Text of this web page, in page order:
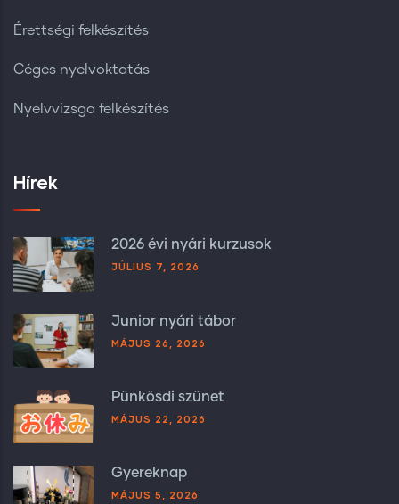
Érettségi felkészítés
Céges nyelvoktatás
Nyelvvizsga felkészítés
Hírek
2026 évi nyári kurzusok
JÚLIUS 7, 2026
Junior nyári tábor
MÁJUS 26, 2026
Pünkösdi szünet
MÁJUS 22, 2026
Gyereknap
MÁJUS 5, 2026